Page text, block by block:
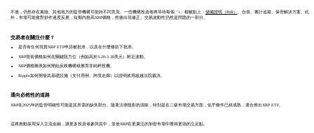
不過，仍然存在風險。其他地方的監管機構可能持不同意見。一些機構投資者將等待每個「i」都被點上： 儲備證明（PoR）
、合規、審計追蹤、保管解決方案。此
外，市場可能會對炒作過度反應，短期內推高XRP價格，然後出現修正。交易波動性仍然是問題的一部分。
交易者在關注什麼？
是否有任何現貨XRP ETF申請被批准，以及在什麼條款下批准。
XRP當前價格如何在關鍵阻力位（例如高於3.20-3.30美元）附近波動。
XRP價格圖表如何開始反映機構積累而非純粹投機。
Ripple如何開發其基礎設施（支付用例、跨境走廊）以證明效用超越法院裁決。
通向必然性的道路
XRP在2025年的監管明確性可能是其所需的缺失部分。隨著法律陰影的清除，特別是在二級市場交易方面，似乎條件已經成熟，適合推出XRP ETF。
這將推動採用深入主流金融，讓更多投資者參與其中，並使XRP在更廣泛的加密市場中獲得更強的立足點。